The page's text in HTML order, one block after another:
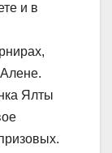
и в
Ялты